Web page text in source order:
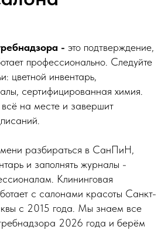
- это подтверждение,
профессионально. Следуйте
цветной инвентарь,
сертифицированная химия.
на месте и завершит
разбираться в СанПиН,
и заполнять журналы -
Клининговая
с салонами красоты Санкт-
с 2015 года. Мы знаем все
2026 года и берём